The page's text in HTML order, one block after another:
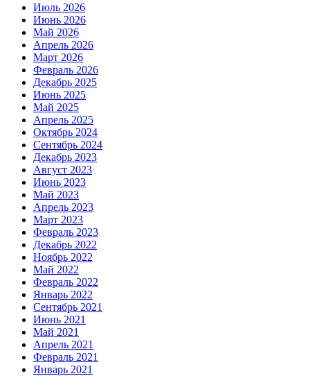
Июль 2026
Июнь 2026
Май 2026
Апрель 2026
Март 2026
Февраль 2026
Декабрь 2025
Июнь 2025
Май 2025
Апрель 2025
Октябрь 2024
Сентябрь 2024
Декабрь 2023
Август 2023
Июнь 2023
Май 2023
Апрель 2023
Март 2023
Февраль 2023
Декабрь 2022
Ноябрь 2022
Май 2022
Февраль 2022
Январь 2022
Сентябрь 2021
Июнь 2021
Май 2021
Апрель 2021
Февраль 2021
Январь 2021